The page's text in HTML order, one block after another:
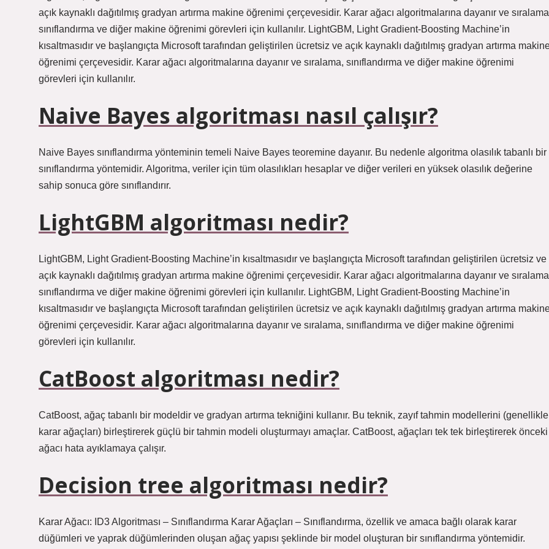
açık kaynaklı dağıtılmış gradyan artırma makine öğrenimi çerçevesidir. Karar ağacı algoritmalarına dayanır ve
sınıflandırma ve diğer makine öğrenimi görevleri için kullanılır. LightGBM, Light Gradient-Boosting Machine’in
kısaltmasıdır ve başlangıçta Microsoft tarafından geliştirilen ücretsiz ve açık kaynaklı dağıtılmış gradyan artırma
öğrenimi çerçevesidir. Karar ağacı algoritmalarına dayanır ve sıralama, sınıflandırma ve diğer makine öğrenimi
görevleri için kullanılır.
Naive Bayes algoritması nasıl çalışır?
Naive Bayes sınıflandırma yönteminin temeli Naive Bayes teoremine dayanır. Bu nedenle algoritma olasılık tabanlı bir
sınıflandırma yöntemidir. Algoritma, veriler için tüm olasılıkları hesaplar ve diğer verileri en yüksek olasılık değerine
sahip sonuca göre sınıflandırır.
LightGBM algoritması nedir?
LightGBM, Light Gradient-Boosting Machine’in kısaltmasıdır ve başlangıçta Microsoft tarafından geliştirilen ücretsiz ve
açık kaynaklı dağıtılmış gradyan artırma makine öğrenimi çerçevesidir. Karar ağacı algoritmalarına dayanır ve
sınıflandırma ve diğer makine öğrenimi görevleri için kullanılır. LightGBM, Light Gradient-Boosting Machine’in
kısaltmasıdır ve başlangıçta Microsoft tarafından geliştirilen ücretsiz ve açık kaynaklı dağıtılmış gradyan artırma
öğrenimi çerçevesidir. Karar ağacı algoritmalarına dayanır ve sıralama, sınıflandırma ve diğer makine öğrenimi
görevleri için kullanılır.
CatBoost algoritması nedir?
CatBoost, ağaç tabanlı bir modeldir ve gradyan artırma tekniğini kullanır. Bu teknik, zayıf tahmin modellerini (genellikle
karar ağaçları) birleştirerek güçlü bir tahmin modeli oluşturmayı amaçlar. CatBoost, ağaçları tek tek birleştirerek önceki
ağacı hata ayıklamaya çalışır.
Decision tree algoritması nedir?
Karar Ağacı: ID3 Algoritması – Sınıflandırma Karar Ağaçları – Sınıflandırma, özellik ve amaca bağlı olarak karar
düğümleri ve yaprak düğümlerinden oluşan ağaç yapısı şeklinde bir model oluşturan bir sınıflandırma yöntemidir.